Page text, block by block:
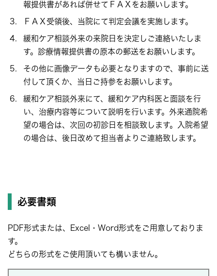
報提供書があれば併せてＦＡＸをお願いします。
ＦＡＸ受領後、当院にて判定会議を実施します。
緩和ケア相談外来の来院日を決定しご連絡いたしま
す。診療情報提供書の原本の郵送をお願いします。
その他に画像データも必要となりますので、事前に送
付して頂くか、当日ご持参をお願いします。
緩和ケア相談外来にて、緩和ケア内科医と面談を行
い、治療内容等について説明を行います。外来通院希
望の場合は、次回の初診日を相談致します。入院希望
の場合は、後日改めて担当者よりご連絡致します。
必要書類
PDF形式または、Excel・Word形式をご用意しておりま
す。
どちらの形式をご使用頂いても構いません。